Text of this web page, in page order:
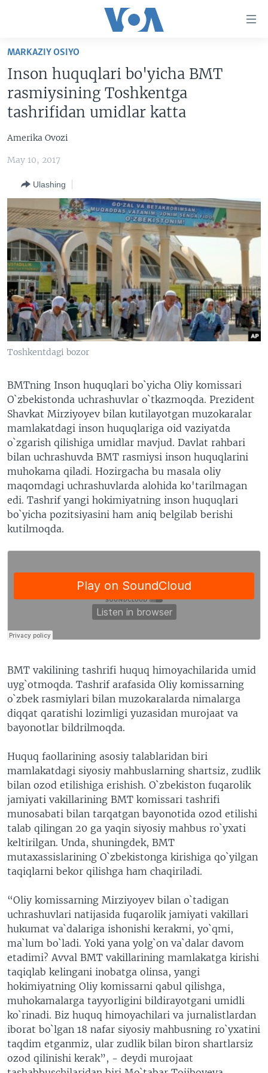
Boshiga
Qidiruvga
o'ting
MARKAZIY OSIYO
AMERIKA MANZARALARI
XALQARO HAYOT
VASHINGTON CHOYXONASI
MOBIL-SALOM!
VIDEO
XABARLAR SURATLARDA
IJTIMOIY TARMOQLAR
FACEBOOK
YOUTUBE
INSTAGRAM
ODNOKLASSNIKI
TELEGRAM
TWITTER
SOUNDCLOUD
INGLIZ TILI DARSLARI
EDITORIAL
Learning English
VOA
MARKAZIY OSIYO
Inson huquqlari bo'yicha BMT
rasmiysining Toshkentga
tashrifidan umidlar katta
Amerika Ovozi
May 10, 2017
Ulashing
Toshkentdagi bozor
BMTning Inson huquqlari bo`yicha Oliy komissari
O`zbekistonda uchrashuvlar o`tkazmoqda. Prezident
Shavkat Mirziyoyev bilan kutilayotgan muzokaralar
mamlakatdagi inson huquqlariga oid vaziyatda
o`zgarish qilishiga umidlar mavjud. Davlat rahbari
bilan uchrashuvda BMT rasmiysi inson huquqlarini
muhokama qiladi. Hozirgacha bu masala oliy
maqomdagi uchrashuvlarda alohida ko'tarilmagan
edi. Tashrif yangi hokimiyatning inson huquqlari
bo`yicha pozitsiyasini ham aniq belgilab berishi
kutilmoqda.
BMT vakilining tashrifi huquq himoyachilarida umid
uyg`otmoqda. Tashrif arafasida Oliy komissarning
o`zbek rasmiylari bilan muzokaralarda nimalarga
diqqat qaratishi lozimligi yuzasidan murojaat va
bayonotlar bildrilmoqda.
Huquq faollarining asosiy talablaridan biri
mamlakatdagi siyosiy mahbuslarning shartsiz, zudlik
bilan ozod etilishiga erishish. O`zbekiston fuqarolik
jamiyati vakillarining BMT komissari tashrifi
munosabati bilan tarqatgan bayonotida ozod etilishi
talab qilingan 20 ga yaqin siyosiy mahbus ro`yxati
keltirilgan. Unda, shuningdek, BMT
mutaxassislarining O`zbekistonga kirishiga qo`yilgan
taqiqlarni bekor qilishga ham chaqiriladi.
“Oliy komissarning Mirziyoyev bilan o`tadigan
uchrashuvlari natijasida fuqarolik jamiyati vakillari
hukumat va`dalariga ishonishi kerakmi, yo`qmi,
ma`lum bo`ladi. Yoki yana yolg`on va`dalar davom
etadimi? Avval BMT vakillarining mamlakatga kirishi
taqiqlab kelingani inobatga olinsa, yangi
hokimiyatning Oliy komissarni qabul qilishga,
muhokamalarga tayyorligini bildirayotgani umidli
ko`rinadi. Biz huquq himoyachilari va jurnalistlardan
iborat bo`lgan 18 nafar siyosiy mahbusning ro`yxatini
taqdim etganmiz, ular zudlik bilan biron shartlarsiz
ozod qilinishi kerak”, - deydi murojaat